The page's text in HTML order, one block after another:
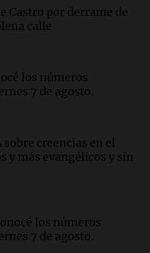
por derrame de
reporta frío extremo
escuelas de la décima
reconoce al COVID
laboral tras la muerte
tarifas de luz en San
por nueva
Castro por derrame de
calle
los números
7 de agosto.
creencias en el
y más evangélicos y sin
los números
7 de agosto.